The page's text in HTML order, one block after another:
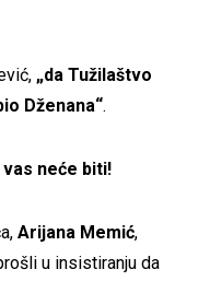
„da Tužilaštvo
Dženana“.
neće biti!
Arijana Memić,
u insistiranju da